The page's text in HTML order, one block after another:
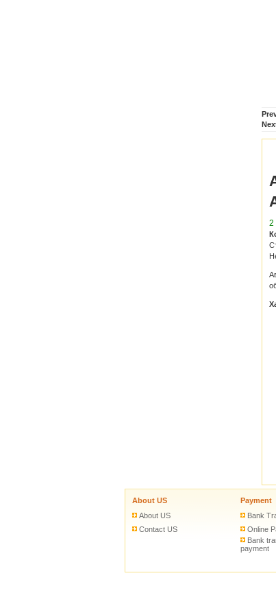
2
About US
About US
Contact US
Payment
Bank
Online
Bank
payment